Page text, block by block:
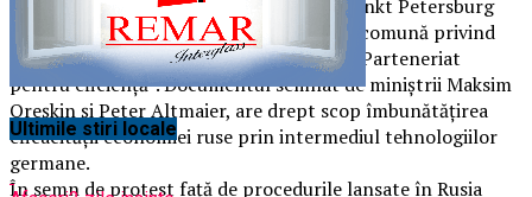
Forumul Economic Internaţional de la Sankt Petersburg
(Supranumit ”Davosul rus”) o declaraţie comună privind
iniţiativa strategică bilaterală intitulată „Parteneriat
pentru eficienţă”. Documentul semnat de miniştrii Maksim
Oreşkin şi Peter Altmaier, are drept scop îmbunătăţirea
eficacităţii economiei ruse prin intermediul tehnologiilor
germane.
În semn de protest față de procedurile lansate în Rusia
Ultimile stiri locale